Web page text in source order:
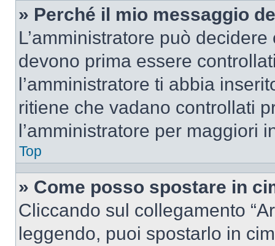
» Perché il mio messaggio
L’amministratore può
devono prima essere
l’amministratore ti abbia
ritiene che vadano controllati
l’amministratore per maggiori
Top
» Come posso spostare in
Cliccando sul collegamento
leggendo, puoi spostarlo in